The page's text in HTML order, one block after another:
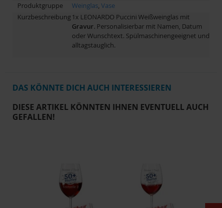
Produktgruppe
Weinglas, Vase
Kurzbeschreibung 1x LEONARDO Puccini Weißweinglas mit
Gravur. Personalisierbar mit Namen, Datum
oder Wunschtext. Spülmaschinengeeignet und
alltagstauglich.
DAS KÖNNTE DICH AUCH INTERESSIEREN
DIESE ARTIKEL KÖNNTEN IHNEN EVENTUELL AUCH
GEFALLEN!